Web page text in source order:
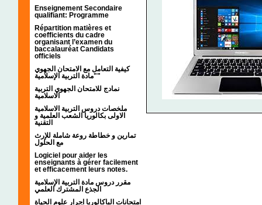
Enseignement Secondaire
qualifiant: Programme
Répartition matières et
coefficients du cadre
organisant l’examen du
baccalauréat Candidats
officiels
كيفية التعامل مع الامتحان الجهوي
"مادة التربية الإسلامية"
نمادج للامتحان الجهوي التربية
الاسلامية
ملخصات دروس التربية الاسلامية
الاولى بكالوريا الشعب العلمية و
التقنية
تمارين و خطاطة روعة شاملة للإرث
مع الحلول
Logiciel pour aider les
enseignants à gérer facilement
et efficacement leurs notes.
مقرر دروس مادة التربية الإسلامية
الجذع المشترك العلمي
امتحانات الباكالوريا احرار علوم الحياة